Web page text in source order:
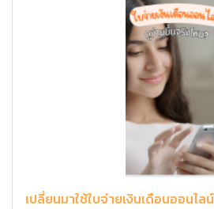
เปลี่ยนมาใช้ใบจ่ายเงินเดือนออนไ